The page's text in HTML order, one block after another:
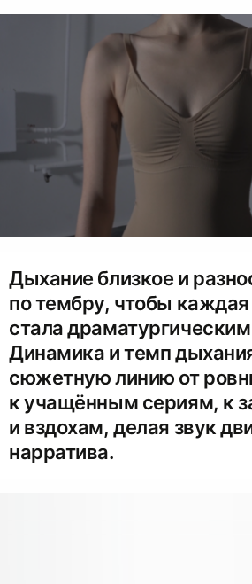
Дыхание близкое и
по тембру, чтобы каждая
стала
Динамика и темп
сюжетную линию от
к учащённым сериям, к
и вздохам, делая звук
нарратива.